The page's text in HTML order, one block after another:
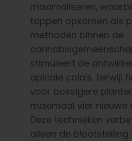
Behoud van Caribische
Neem contact op met
Winkel op
Nederlands
maximaliseren,
toppen opkomen als
methoden binnen de
stimuleert de
apicale cola's, terwijl
voor bossigere
maximaal vier nieuwe
Deze technieken
alleen de blootstelling